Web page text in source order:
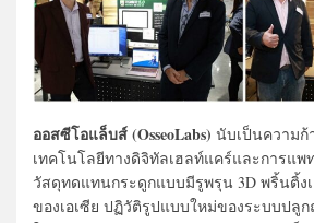
ออสซีโอแล็บส์ (OsseoLabs) นับเป็นความ
เทคโนโลยีทางดิจิทัลเฮลท์แคร์และการแ
วัสดุทดแทนกระดูกแบบมีรูพรุน 3D พริ้นติ้ง
ของเอเซีย ปฏิวัติรูปแบบใหม่ของระบบปลูก